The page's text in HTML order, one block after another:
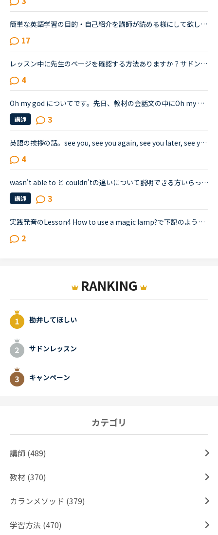
簡単な英語学習の目的・自己紹介を講師が読める様にして欲しいです。講師用の引継ぎメモ（？）のようなものが有るとは聞いたことがります。でも、余り私の真意が伝わっていないです・・・。講師の方々はなるべく...
17
レッスン中に先生のページを確認する方法ありますか？サドンレッスン中心です。すぐ埋まってしまうのであまり自己紹介を読まずにレッスンに入ります。たまにNice to see you again といわれて焦ったり＾＾；もう...
4
Oh my god についてです。先日、教材の会話文の中にOh my godというセリフがありました。講師の読み上げをリピートする際、講師がgod を抜かしてOh myとしか言わないのです。聞き間違いか見逃しかなと思い、気に...
講師 3
英語の挨拶の話。see you, see you again, see you later, see you soon, とか、どれも同じような意味と思ってたらそれぞれニュアンスが違うらしいんだけど（たまに怪訝そうに言い直されたりするので、もしかして...
4
wasn't able to と couldn'tの違いについて説明できる方いらっしゃいますか？以下のような例文だとどういうニュアンスの違いがあるか。I wasn't able to play the guitar until recently.I couldn't play the gui...
講師 3
実践発音のLesson4 How to use a magic lamp?で下記のような英文がありました。これはどういうニュアンスなのでしょうか？Rule three: I can't bring people back from the dead. It's not a pretty picture, I d...
2
RANKING
勘弁してほしい
サドンレッスン
キャンペーン
カテゴリ
講師 (489)
教材 (370)
カランメソッド (379)
学習方法 (470)